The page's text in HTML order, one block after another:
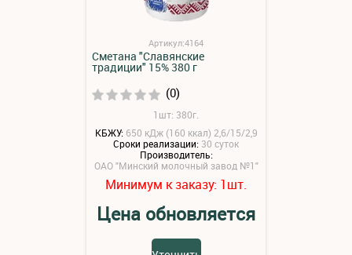
Артикул:4164
Сметана "Славянские
традиции" 15% 380 г
(0)
1шт: 380г.
КБЖУ: 650 кДж (160 ккал) 2,6/15/2,9
Сроки реализации: 30 суток
Производитель:
ОАО "Минский молочный завод №1"
Минимум к заказу: 1шт.
Цена обновляется